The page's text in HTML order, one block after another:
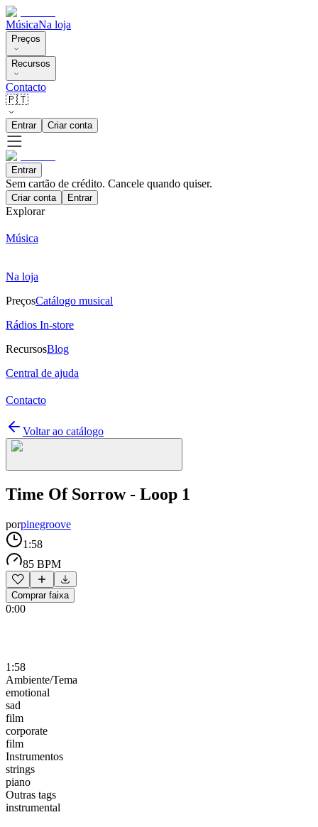
MúsicaNa loja
Preços
Recursos
Contacto
🇵🇹
Entrar Criar conta
Entrar
Sem cartão de crédito. Cancele quando quiser.
Criar conta Entrar
Explorar
Música
Na loja
PreçosCatálogo musical
Rádios In-store
RecursosBlog
Central de ajuda
Contacto
Voltar ao catálogo
Time Of Sorrow - Loop 1
porpinegroove
1:58
85 BPM
Comprar faixa
0:00
1:58
Ambiente/Tema
emotional
sad
film
corporate
film
Instrumentos
strings
piano
Outras tags
instrumental